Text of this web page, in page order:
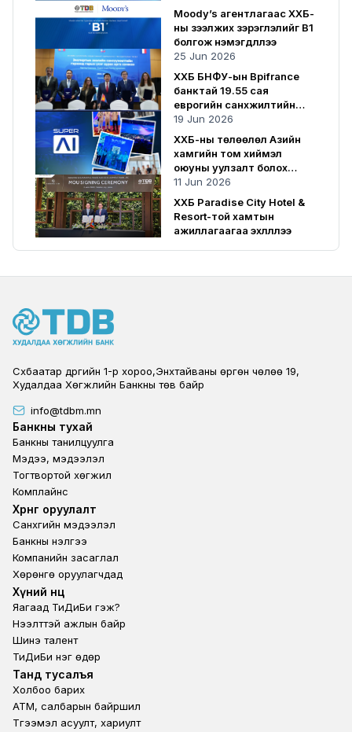
Moody’s агентлагаас ХХБ-
ны зээлжих зэрэглэлийг B1
болгож нэмэгдүүллээ
25 Jun 2026
ХХБ БНФУ-ын Bpifrance
банктай 19.55 сая
еврогийн санхүүжилтийн
гэрээ байгууллаа
19 Jun 2026
ХХБ-ны төлөөлөл Азийн
хамгийн том хиймэл
оюуны уулзалт болох
SuperAI 2026-д оролцлоо
11 Jun 2026
ХХБ Paradise City Hotel &
Resort-той хамтын
ажиллагаагаа эхлүүллээ
Сүхбаатар дүүргийн 1-р хороо,Энхтайваны өргөн чөлөө 19,
Худалдаа Хөгжлийн Банкны төв байр
info@tdbm.mn
Footer
Банкны тухай
Банкны танилцуулга
Мэдээ, мэдээлэл
Тогтвортой хөгжил
Комплайнс
Footer third
Хөрөнгө оруулалт
Санхүүгийн мэдээлэл
Банкны үнэлгээ
Компанийн засаглал
Хөрөнгө оруулагчдад
Footer second
Хүний нөөц
Яагаад ТиДиБи гэж?
Нээлттэй ажлын байр
Шинэ талент
ТиДиБи нэг өдөр
Footer fourth
Танд тусалъя
Холбоо барих
ATM, салбарын байршил
Түгээмэл асуулт, хариулт